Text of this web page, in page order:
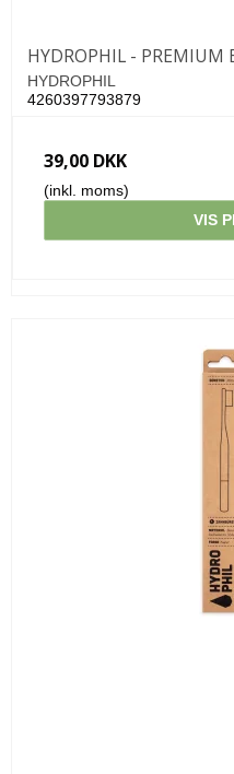
HYDROPHIL -
HYDROPHIL
4260397793879
39,00 DKK
(inkl. moms)
VIS